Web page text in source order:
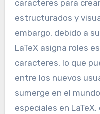
caracteres para
estructurados y
embargo, debido a
LaTeX asigna roles
caracteres, lo que
entre los nuevos
sumerge en el
especiales en